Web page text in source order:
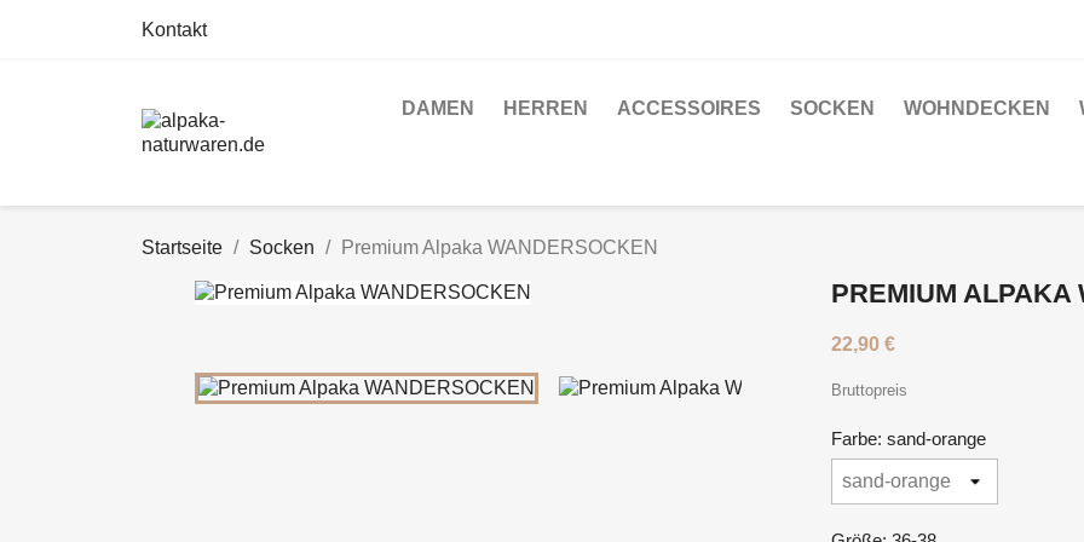
Kontakt
DAMEN HERREN ACCESSOIRES SOCKEN WOHNDECKEN
Startseite Socken Premium Alpaka WANDERSOCKEN
PREMIUM ALPAKA
22,90 €
Bruttopreis
Farbe: sand-orange